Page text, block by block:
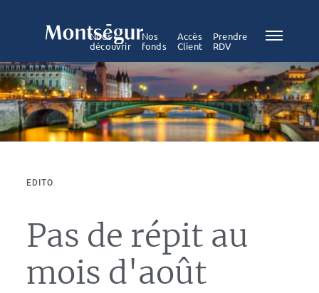
Nous
découvrir
Nos
fonds
Accès
Client
Prendre
RDV
EDITO
Pas de répit au
mois d'août